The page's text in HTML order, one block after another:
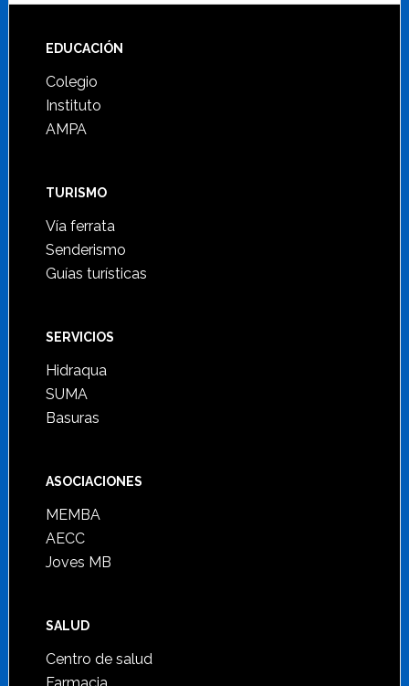
Footer
EDUCACIÓN
Colegio
Instituto
AMPA
TURISMO
Vía ferrata
Senderismo
Guías turísticas
SERVICIOS
Hidraqua
SUMA
Basuras
ASOCIACIONES
MEMBA
AECC
Joves MB
SALUD
Centro de salud